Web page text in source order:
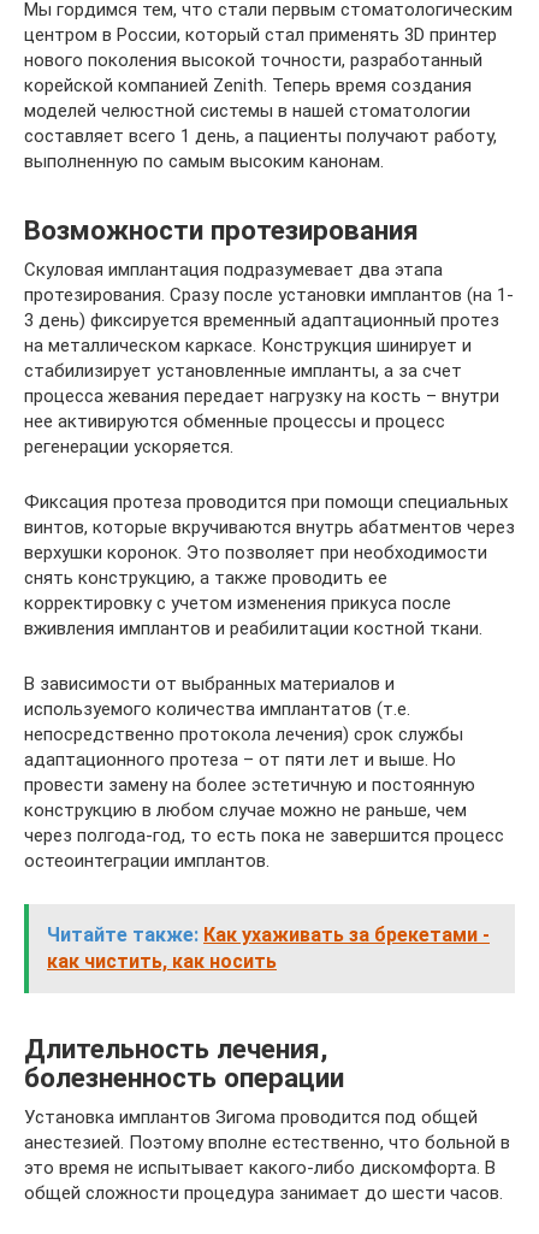
Мы гордимся тем, что стали первым стоматологическим
центром в России, который стал применять 3D принтер
нового поколения высокой точности, разработанный
корейской компанией Zenith. Теперь время создания
моделей челюстной системы в нашей стоматологии
составляет всего 1 день, а пациенты получают работу,
выполненную по самым высоким канонам.
Возможности протезирования
Скуловая имплантация подразумевает два этапа
протезирования. Сразу после установки имплантов (на 1-
3 день) фиксируется временный адаптационный протез
на металлическом каркасе. Конструкция шинирует и
стабилизирует установленные импланты, а за счет
процесса жевания передает нагрузку на кость – внутри
нее активируются обменные процессы и процесс
регенерации ускоряется.
Фиксация протеза проводится при помощи специальных
винтов, которые вкручиваются внутрь абатментов через
верхушки коронок. Это позволяет при необходимости
снять конструкцию, а также проводить ее
корректировку с учетом изменения прикуса после
вживления имплантов и реабилитации костной ткани.
В зависимости от выбранных материалов и
используемого количества имплантатов (т.е.
непосредственно протокола лечения) срок службы
адаптационного протеза – от пяти лет и выше. Но
провести замену на более эстетичную и постоянную
конструкцию в любом случае можно не раньше, чем
через полгода-год, то есть пока не завершится процесс
остеоинтеграции имплантов.
Читайте также: Как ухаживать за брекетами -
как чистить, как носить
Длительность лечения,
болезненность операции
Установка имплантов Зигома проводится под общей
анестезией. Поэтому вполне естественно, что больной в
это время не испытывает какого-либо дискомфорта. В
общей сложности процедура занимает до шести часов.